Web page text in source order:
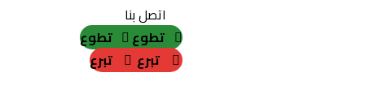
اتصل بنا
تطوع
تطوع
تبرع
تبرع